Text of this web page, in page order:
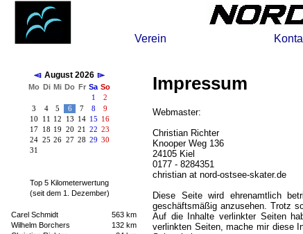
Verein
August 2026
Mo Di Mi Do Fr Sa So
1
2
3
4 5 6 7 8
9
10
11 12 13 14 15
16
17
18 19 20 21 22 23
24 25 26 27 28 29 30
31
Top 5 Kilometerwertung
(seit dem 1. Dezember)
Carel Schmidt
563 km
Wilhelm Borchers
132 km
Impressum
Webmaster:
Christian Richter
Knooper Weg 136
24105 Kiel
0177 - 8284351
christian at nord-ostsee-skater.de
Diese Seite wird ehrenamtlich
geschäftsmäßig anzusehen. Trotz
Auf die Inhalte verlinkter Seiten
verlinkten Seiten, mache mir diese